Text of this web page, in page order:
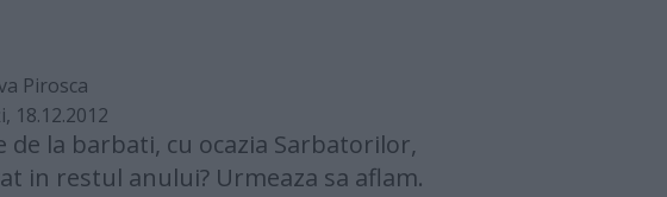
Pirosca
18.12.2012
de la barbati, cu ocazia Sarbatorilor,
in restul anului? Urmeaza sa aflam.